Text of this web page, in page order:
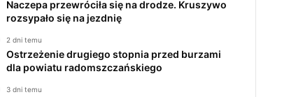
Naczepa przewróciła się na drodze. Kruszywo
rozsypało się na jezdnię
2 dni temu
Ostrzeżenie drugiego stopnia przed burzami
dla powiatu radomszczańskiego
3 dni temu